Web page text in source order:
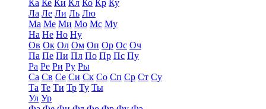
Ка Ке Ки Кл Ко Кр Ку
Ла Ле Ли Ль Лю
Ма Ме Ми Мо Мс Му
На Не Но Ну
Ов Ок Ол Ом Оп Ор Ос Оч
Па Пе Пи Пл По Пр Пс Пу
Ра Ре Ри Ру Ры
Са Св Се Си Ск Со Сп Ср Ст Су
Та Те Ти Тр Ту Ты
Ул Ур